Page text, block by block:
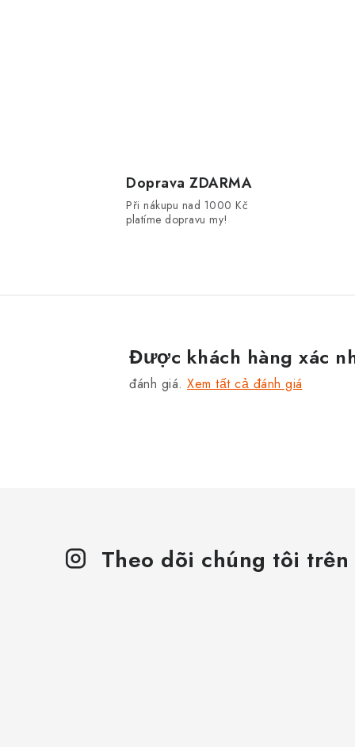
Doprava ZDARMA
Při nákupu nad 1000 Kč
platíme dopravu my!
Được khách hàng xác
đánh giá. Xem tất cả đánh giá
Theo dõi chúng tôi trên